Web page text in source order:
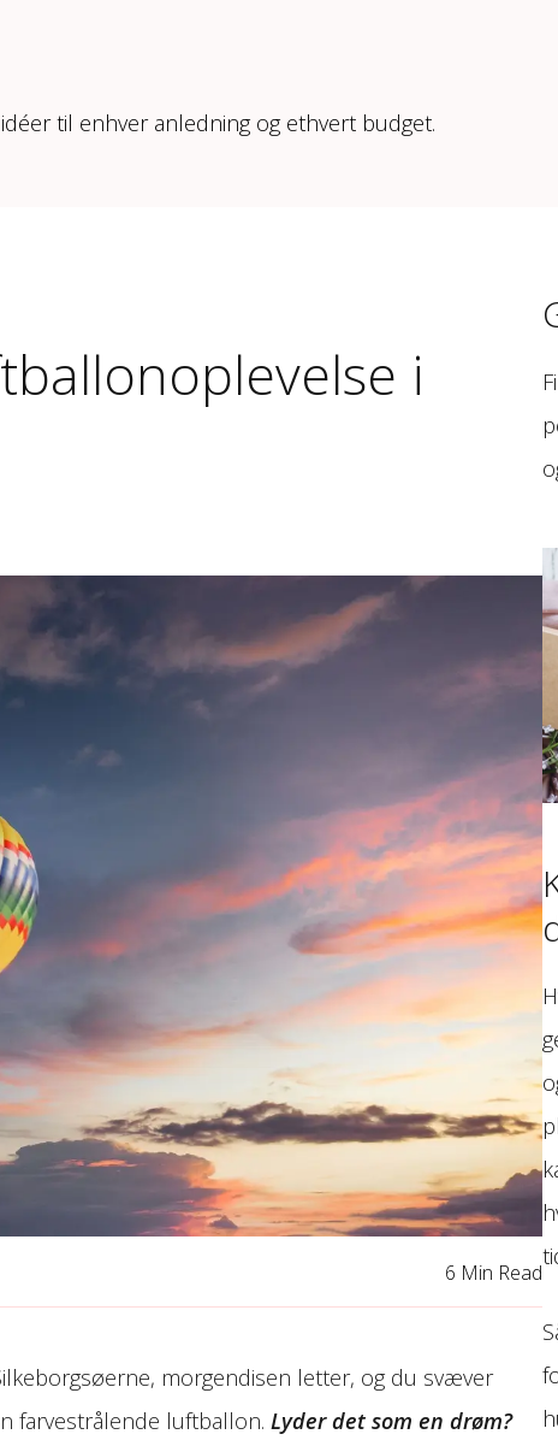
til enhver anledning og ethvert budget.
i
6 Min Read
morgendisen letter, og du svæver
farvestrålende luftballon. Lyder det som en drøm?